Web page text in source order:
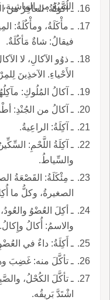
السَّبُعُ من الماشِية،
ـ أُكولَةُ: العاقِرُ من
ـ مأْكَلَةُ، ومأْكُلَةُ:
فيقالُ: شاةٌ مَأكُلَةٌ.
ـ ذوُو الآكالِ، لا
الأَحْياءِ. الآخذِينَ
ـ آكالُ المُلُوكِ:
ـ آكالُ من الجُنْدِ:
ـ آكِلَةُ: الراعِيةُ.
ـ آكِلَةُ اللَّحْمِ:
والسِّياطُ.
ـ مِئْكَلَةُ: القَصْعَةُ
الصغيرةُ، وكلُّ ما
ـ أكِلَ العُضْوُ
والاسمُ: أُكالُ وإِكالُ.
ـ أَكِلَةُ: داءٌ في
ـ تأكَّلَ منه: غَضِبَ
ـ تأكَّلَ الكُحْلُ،
اشْتَدَّ بَريقُه.